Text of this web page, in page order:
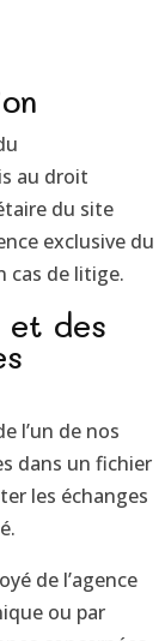
au droit
du site
exclusive du
cas de litige.
des
l’un de nos
dans un fichier
les échanges
de l’agence
ou par